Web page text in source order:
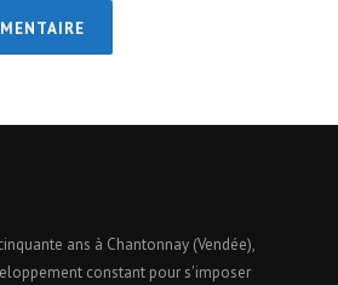
ans à Chantonnay (Vendée),
constant pour s'imposer